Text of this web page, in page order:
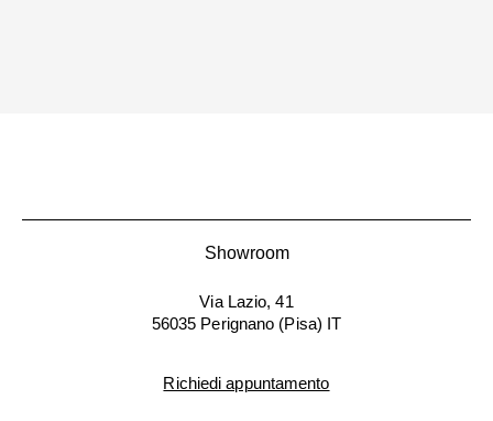
Showroom
Via Lazio, 41
56035 Perignano (Pisa) IT
Richiedi appuntamento